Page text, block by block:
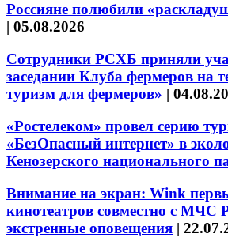
Россияне полюбили
| 05.08.2026
Сотрудники РСХБ приняли
заседании Клуба фермеров на
туризм для фермеров» |
«Ростелеком» провел серию
«БезОпасный интернет» в
Кенозерского национального
Внимание на экран: Wink
кинотеатров совместно с МЧС
экстренные оповещения |